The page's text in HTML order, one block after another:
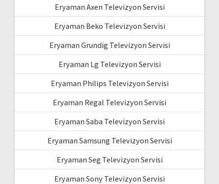
Eryaman Axen Televizyon Servisi
Eryaman Beko Televizyon Servisi
Eryaman Grundig Televizyon Servisi
Eryaman Lg Televizyon Servisi
Eryaman Philips Televizyon Servisi
Eryaman Regal Televizyon Servisi
Eryaman Saba Televizyon Servisi
Eryaman Samsung Televizyon Servisi
Eryaman Seg Televizyon Servisi
Eryaman Sony Televizyon Servisi